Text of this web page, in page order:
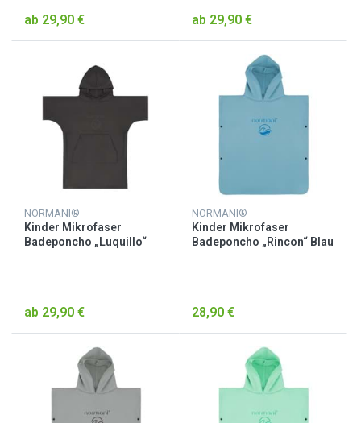
ab 29,90 € ab 29,90 €
NORMANI®
Kinder Mikrofaser
Badeponcho „Luquillo“
ab 29,90 €
NORMANI®
Kinder Mikrofaser
Badeponcho „Rincon“ Blau
28,90 €